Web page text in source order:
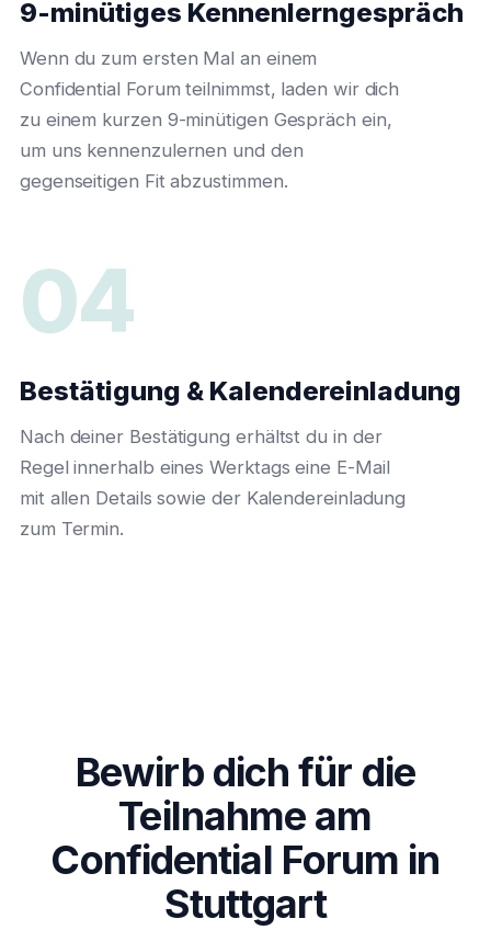
9-minütiges Kennenlerngespräch
Wenn du zum ersten Mal an einem
Confidential Forum teilnimmst, laden wir dich
zu einem kurzen 9-minütigen Gespräch ein,
um uns kennenzulernen und den
gegenseitigen Fit abzustimmen.
04
Bestätigung & Kalendereinladung
Nach deiner Bestätigung erhältst du in der
Regel innerhalb eines Werktags eine E-Mail
mit allen Details sowie der Kalendereinladung
zum Termin.
Bewirb dich für die
Teilnahme am
Confidential Forum in
Stuttgart